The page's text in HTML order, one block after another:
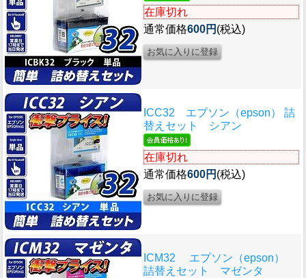
在庫切れ
通常価格600円 (税込)
ICC32 エプソン（epson） 詰
替えセット シアン
在庫切れ
通常価格600円 (税込)
ICM32 エプソン（epson）
詰替えセット マゼンタ